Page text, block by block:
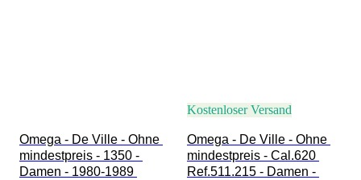
Omega - De Ville - Ohne
mindestpreis - 1350 -
Damen - 1980-1989
Kostenloser Versand
Omega - De Ville - Ohne
mindestpreis - Cal.620
Ref.511.215 - Damen -